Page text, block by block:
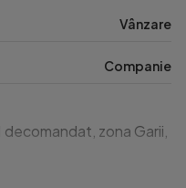
Vânzare
Companie
zona Garii,